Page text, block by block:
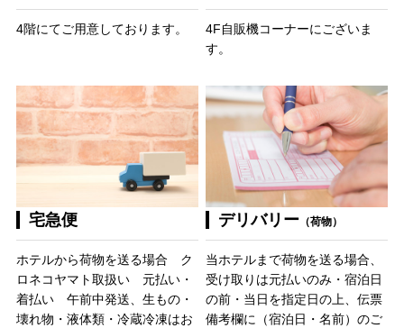
4階にてご用意しております。
4F自販機コーナーにございま
す。
宅急便
ホテルから荷物を送る場合 ク
ロネコヤマト取扱い 元払い・
着払い 午前中発送、生もの・
壊れ物・液体類・冷蔵冷凍はお
デリバリー （荷物）
当ホテルまで荷物を送る場合、
受け取りは元払いのみ・宿泊日
の前・当日を指定日の上、伝票
備考欄に（宿泊日・名前）のご